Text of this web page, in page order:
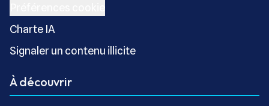
Charte IA
Signaler un contenu illicite
À découvrir